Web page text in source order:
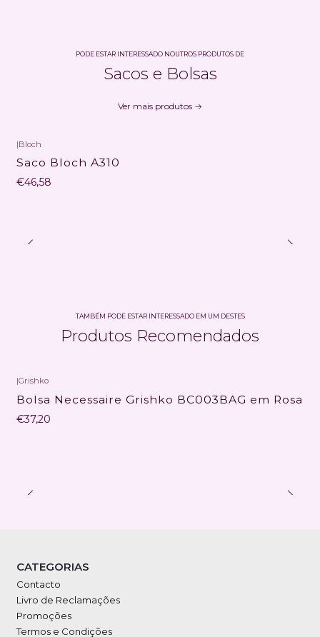
PODE ESTAR INTERESSADO NOUTROS PRODUTOS DE
Sacos e Bolsas
Ver mais produtos
|Bloch
Saco Bloch A310
€46,58
TAMBÉM PODE ESTAR INTERESSADO EM UM DESTES
Produtos Recomendados
|Grishko
Bolsa Necessaire Grishko BC003BAG em Rosa
€37,20
CATEGORIAS
Contacto
Livro de Reclamações
Promoções
Termos e Condições